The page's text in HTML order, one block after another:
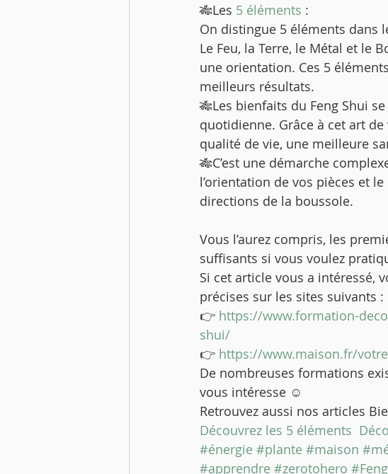
🎋Les 5 éléments :
On distingue 5 éléments dans
Le Feu, la Terre, le Métal et le
une orientation. Ces 5
meilleurs résultats.
🎋Les bienfaits du Feng Shui
quotidienne. Grâce à cet art
qualité de vie, une meilleure
🎋C’est une démarche
l’orientation de vos pièces et
directions de la boussole.
Vous l’aurez compris, les
suffisants si vous voulez
Si cet article vous a intéressé,
précises sur les sites suivants :
👉 https://www.formation-
shui/
👉 https://www.maison.fr/
De nombreuses formations
vous intéresse ☺️
Retrouvez aussi nos articles
Découvrez les 5 éléments
#énergie #plante #maison
#apprendre #zerotohero